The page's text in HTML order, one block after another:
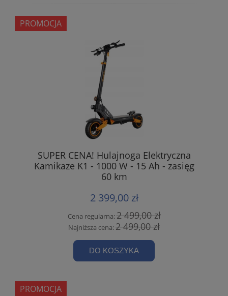
SUPER CENA! Hulajnoga Elektryczna
Kamikaze K1 - 1000 W - 15 Ah - zasięg
60 km
2 399,00 zł
Cena regularna:2 499,00 zł
Najniższa cena:2 499,00 zł
DO KOSZYKA
PROMOCJA
PROMOCJA